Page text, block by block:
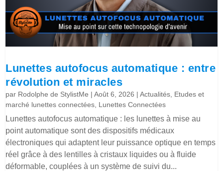
Lunettes autofocus automatique : entre
révolution et miracles
par Rodolphe de StylistMe |Août 6, 2026 |Actualités Etudes et
marché lunettes connectées Lunettes Connectées
Lunettes autofocus automatique : les lunettes à mise au
point automatique sont des dispositifs médicaux
électroniques qui adaptent leur puissance optique en temps
réel grâce à des lentilles à cristaux liquides ou à fluide
déformable, couplées à un système de suivi du...